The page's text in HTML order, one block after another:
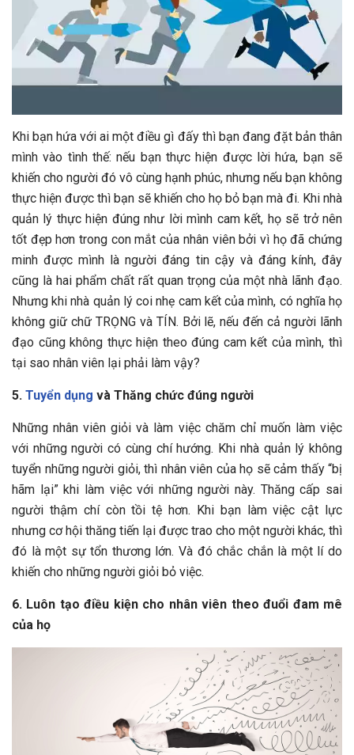
Khi bạn hứa với ai một điều gì đấy thì bạn đang đặt bản thân
mình vào tình thế: nếu bạn thực hiện được lời hứa, bạn sẽ
khiến cho người đó vô cùng hạnh phúc, nhưng nếu bạn không
thực hiện được thì bạn sẽ khiến cho họ bỏ bạn mà đi. Khi nhà
quản lý thực hiện đúng như lời mình cam kết, họ sẽ trở nên
tốt đẹp hơn trong con mắt của nhân viên bởi vì họ đã chứng
minh được mình là người đáng tin cậy và đáng kính, đây
cũng là hai phẩm chất rất quan trọng của một nhà lãnh đạo.
Nhưng khi nhà quản lý coi nhẹ cam kết của mình, có nghĩa họ
không giữ chữ TRỌNG và TÍN. Bởi lẽ, nếu đến cả người lãnh
đạo cũng không thực hiện theo đúng cam kết của mình, thì
tại sao nhân viên lại phải làm vậy?
5. Tuyển dụng và Thăng chức đúng người
Những nhân viên giỏi và làm việc chăm chỉ muốn làm việc
với những người có cùng chí hướng. Khi nhà quản lý không
tuyển những người giỏi, thì nhân viên của họ sẽ cảm thấy “bị
hãm lại” khi làm việc với những người này. Thăng cấp sai
người thậm chí còn tồi tệ hơn. Khi bạn làm việc cật lực
nhưng cơ hội thăng tiến lại được trao cho một người khác, thì
đó là một sự tổn thương lớn. Và đó chắc chắn là một lí do
khiến cho những người giỏi bỏ việc.
6. Luôn tạo điều kiện cho nhân viên theo đuổi đam mê
của họ